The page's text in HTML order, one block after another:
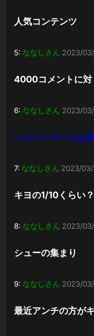
人気コンテンツ
5: ななしさん 2023/
4000コメントに対
6: ななしさん 2023/
ハイパーゲームは
7: ななしさん 2023/
キヨの1/10くらい？
8: ななしさん 2023/
シューの集まり
9: ななしさん 2023/
最近アンチの方が